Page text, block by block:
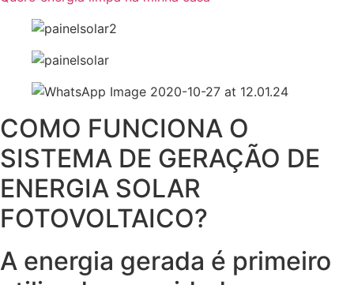
COMO FUNCIONA O
SISTEMA DE GERAÇÃO DE
ENERGIA SOLAR
FOTOVOLTAICO?
A energia gerada é primeiro